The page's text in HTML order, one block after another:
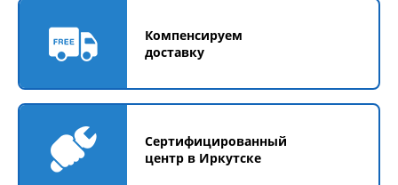
Компенсируем
доставку
Сертифицированный
центр в Иркутске